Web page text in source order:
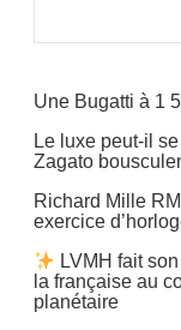
Une Bugatti à 1
Le luxe peut-il
Zagato
Richard Mille
exercice
LVMH fait
la française au
planétaire